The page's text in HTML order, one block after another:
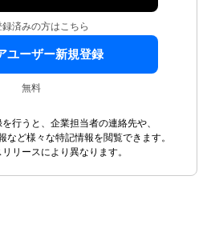
録済みの方はこちら
ユーザー新規登録
無料
行うと、企業担当者の連絡先や、
など様々な特記情報を閲覧できます。
リースにより異なります。